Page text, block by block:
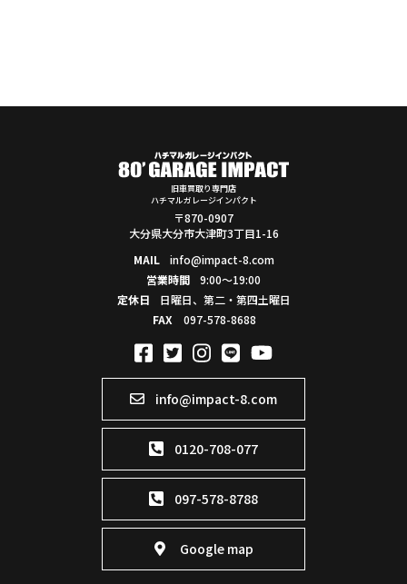
旧車買取り専門店
ハチマルガレージインパクト
〒870-0907
大分県大分市大津町3丁目1-16
MAIL
info@impact-8.com
営業時間
9:00～19:00
定休日
日曜日、第二・第四土曜日
FAX
097-578-8688
info@impact-8.com
0120-708-077
097-578-8788
Google map